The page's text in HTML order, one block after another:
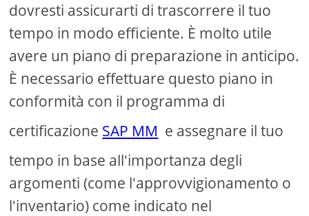
dovresti assicurarti di trascorrere il tuo
tempo in modo efficiente. È molto utile
avere un piano di preparazione in anticipo.
È necessario effettuare questo piano in
conformità con il programma di
certificazione SAP MM e assegnare il tuo
tempo in base all'importanza degli
argomenti (come l'approvvigionamento o
l'inventario) come indicato nel